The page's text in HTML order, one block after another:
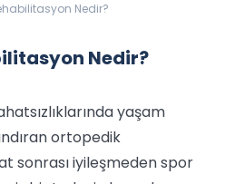
Nedir?
Nedir?
yaşam
ortopedik
sonrası iyileşmeden spor